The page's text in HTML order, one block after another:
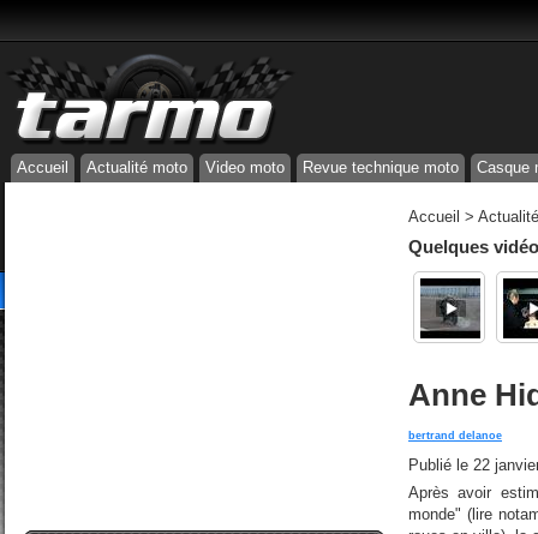
Accueil Actualité moto Video moto Revue technique moto Casque
Accueil >
Quelques
Anne
bertrand delanoe
Publié le 22
Après avoir
monde" (lire